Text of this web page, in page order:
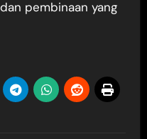
pembinaan yang